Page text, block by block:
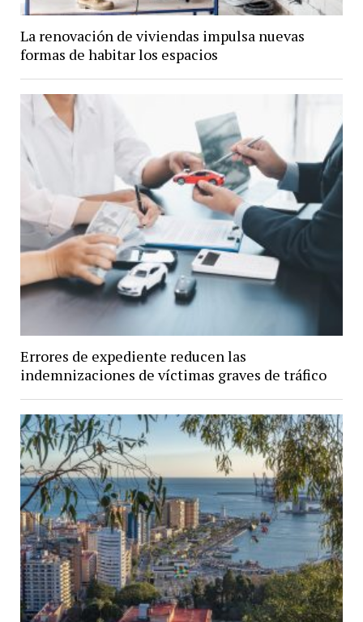
La renovación de viviendas impulsa nuevas
formas de habitar los espacios
Errores de expediente reducen las
indemnizaciones de víctimas graves de tráfico